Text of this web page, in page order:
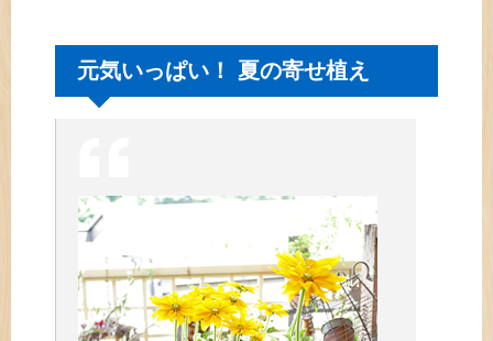
元気いっぱい！ 夏の寄せ植え